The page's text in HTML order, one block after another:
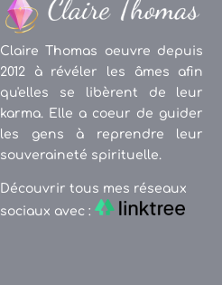
Claire Thomas oeuvre depuis
2012 à révéler les âmes afin
qu'elles se libèrent de leur
karma. Elle a coeur de guider
les gens à reprendre leur
souveraineté spirituelle.
Découvrir tous mes réseaux
sociaux avec :